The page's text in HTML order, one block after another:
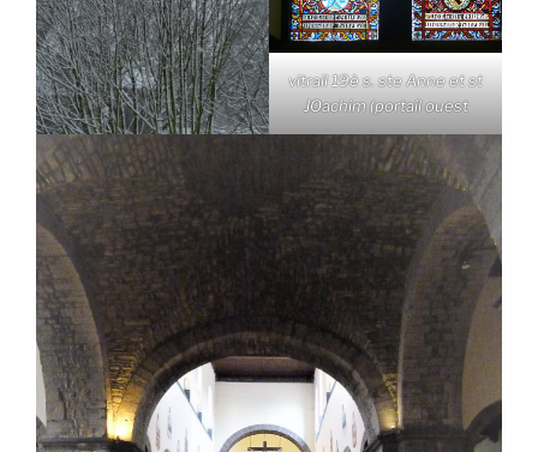
vitrail 19è s. ste Anne et st
JOachim (portail ouest